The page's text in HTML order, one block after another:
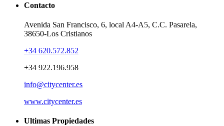
Contacto
Avenida San Francisco, 6, local A4-A5, C.C. Pasarela,
38650-Los Cristianos
+34 620.572.852
+34 922.196.958
info@citycenter.es
www.citycenter.es
Ultimas Propiedades